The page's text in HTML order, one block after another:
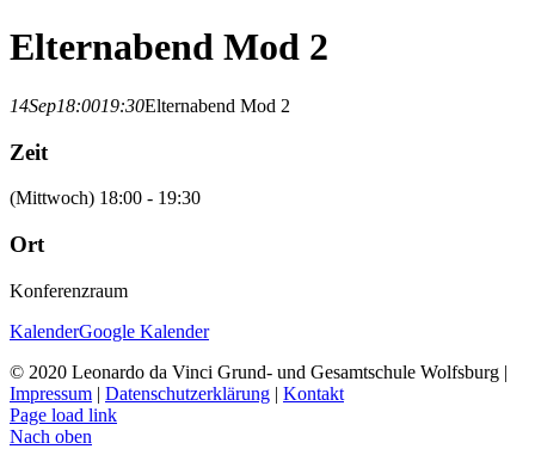
Elternabend Mod 2
14Sep18:0019:30Elternabend Mod 2
Zeit
(Mittwoch) 18:00 - 19:30
Ort
Konferenzraum
KalenderGoogle Kalender
© 2020 Leonardo da Vinci Grund- und Gesamtschule Wolfsburg |
Impressum | Datenschutzerklärung | Kontakt
Page load link
Nach oben